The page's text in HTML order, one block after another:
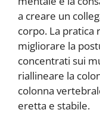
a creare un
corpo. La pratica
migliorare la
concentrati sui
riallineare la
colonna
eretta e stabile.